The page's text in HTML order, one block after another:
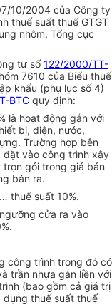
10/2004 của Công ty
thuế suất thuế GTGT
nhôm, Tổng cục
tư số122/2000/TT-
7610 của Biểu thuế
khẩu (phụ lục số 4)
BTC quy định:
là hoạt động gắn với
bị, điện, nước,
Trường hợp bên
đặt vào công trình xây
gói trong giá bán
bán ra.
thuế suất 10%.
cửa ra vào
công trình trong đó có
trần nhựa gắn liền với
(bao gồm cả giá trị
thuế suất thuế